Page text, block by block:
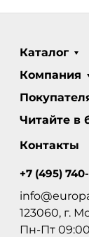
Каталог
Компания
Читайте в
Контакты
+7 (495)
123060, г.
Пн-Пт 09:00